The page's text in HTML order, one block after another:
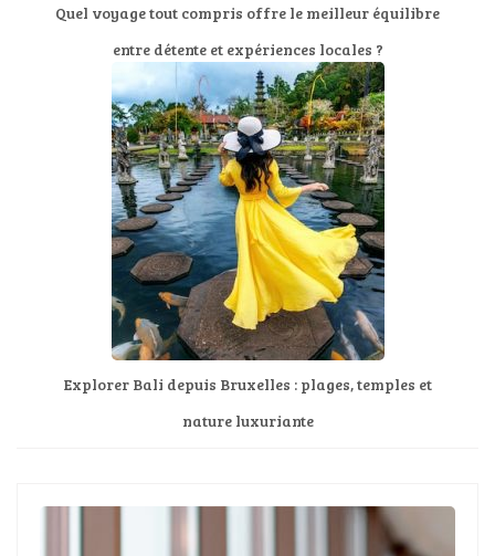
Quel voyage tout compris offre le meilleur équilibre
entre détente et expériences locales ?
Explorer Bali depuis Bruxelles : plages, temples et
nature luxuriante